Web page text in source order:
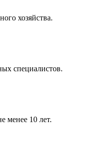
хозяйства.
специалистов.
менее 10 лет.